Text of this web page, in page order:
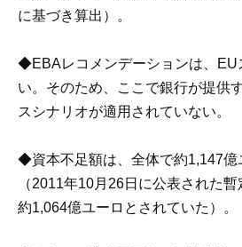
に基づき算出）。
◆EBAレコメンデーションは、EU
い。そのため、ここで銀行が提供
スシナリオが適用されていない。
◆資本不足額は、全体で約1,147億
（2011年10月26日に公表された
約1,064億ユーロとされていた）。